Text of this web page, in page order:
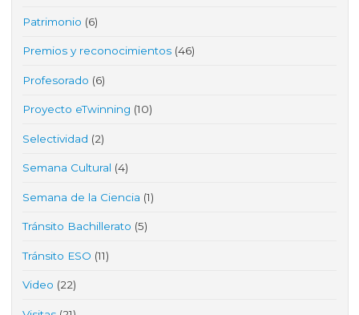
Patrimonio (6)
Premios y reconocimientos (46)
Profesorado (6)
Proyecto eTwinning (10)
Selectividad (2)
Semana Cultural (4)
Semana de la Ciencia (1)
Tránsito Bachillerato (5)
Tránsito ESO (11)
Video (22)